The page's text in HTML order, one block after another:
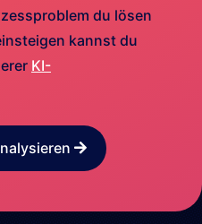
du lösen
kannst du
KI-